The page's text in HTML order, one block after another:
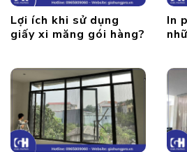
Lợi ích khi sử dụng
giấy xi măng gói hàng?
In